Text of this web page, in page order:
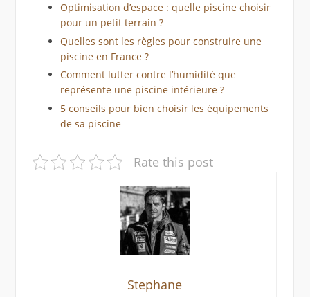
Optimisation d’espace : quelle piscine choisir
pour un petit terrain ?
Quelles sont les règles pour construire une
piscine en France ?
Comment lutter contre l’humidité que
représente une piscine intérieure ?
5 conseils pour bien choisir les équipements
de sa piscine
Rate this post
Stephane